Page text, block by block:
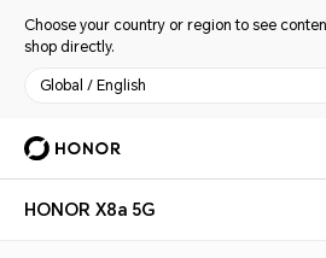
Choose your country or region to see
shop directly.
Global / English
HONOR X8a 5G